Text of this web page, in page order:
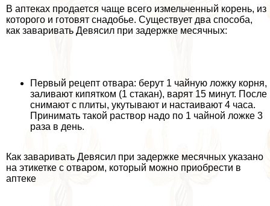
В аптеках продается чаще всего измельченный корень, из
которого и готовят снадобье. Существует два способа,
как заваривать Девясил при задержке мecячных:
Первый рецепт отвара: берут 1 чайную ложку корня,
заливают кипятком (1 стакан), варят 15 минут. После
снимают с плиты, укутывают и настаивают 4 часа.
Принимать такой раствор надо по 1 чайной ложке 3
раза в день.
Как заваривать Девясил при задержке мecячных указано
на этикетке с отваром, который можно приобрести в
аптеке